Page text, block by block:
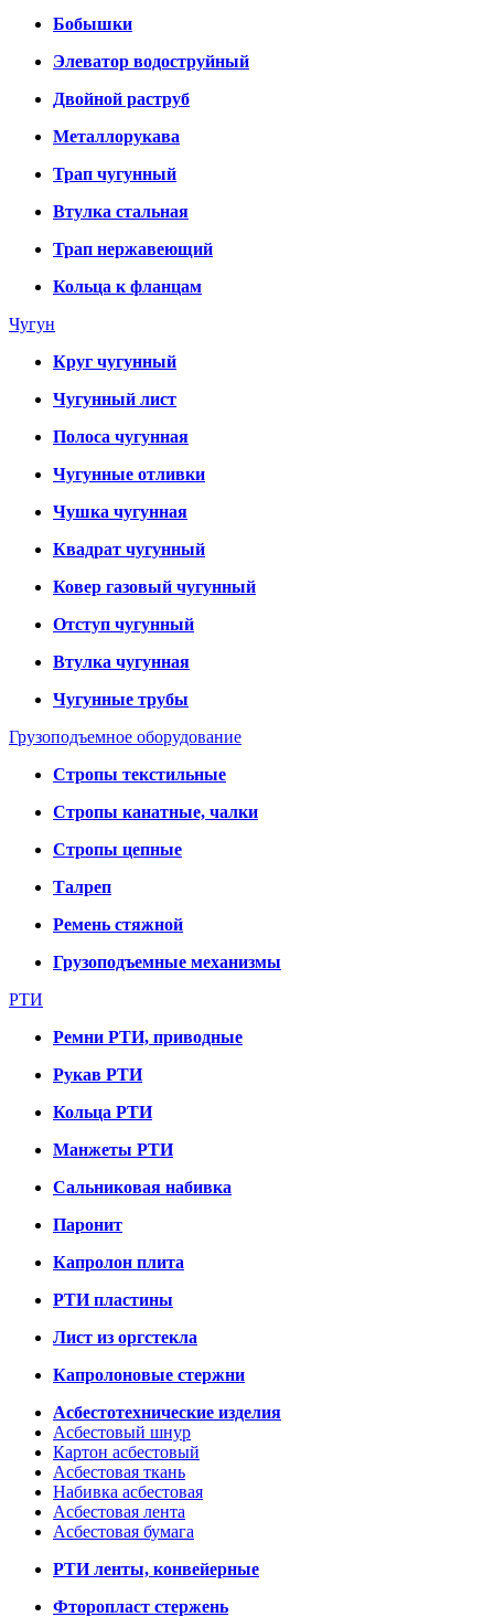
Бобышки
Элеватор водоструйный
Двойной раструб
Металлорукава
Трап чугунный
Втулка стальная
Трап нержавеющий
Кольца к фланцам
Чугун
Круг чугунный
Чугунный лист
Полоса чугунная
Чугунные отливки
Чушка чугунная
Квадрат чугунный
Ковер газовый чугунный
Отступ чугунный
Втулка чугунная
Чугунные трубы
Грузоподъемное оборудование
Стропы текстильные
Стропы канатные, чалки
Стропы цепные
Талреп
Ремень стяжной
Грузоподъемные механизмы
РТИ
Ремни РТИ, приводные
Рукав РТИ
Кольца РТИ
Манжеты РТИ
Сальниковая набивка
Паронит
Капролон плита
РТИ пластины
Лист из оргстекла
Капролоновые стержни
Асбестотехнические изделия
Асбестовый шнур
Картон асбестовый
Асбестовая ткань
Набивка асбестовая
Асбестовая лента
Асбестовая бумага
РТИ ленты, конвейерные
Фторопласт стержень